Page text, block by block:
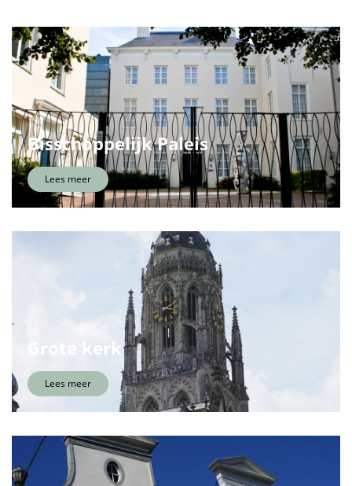
Bisschoppelijk Paleis
Lees meer
Grote kerk
Lees meer